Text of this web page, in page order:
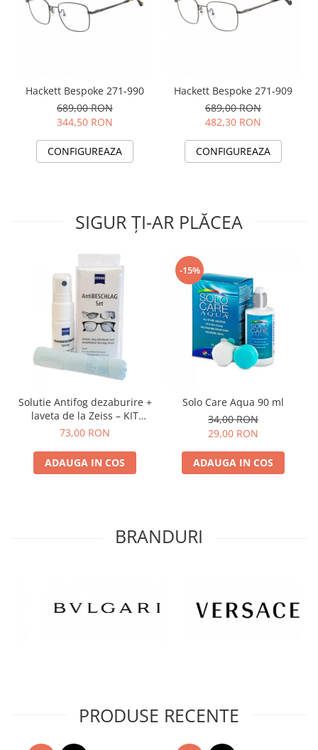
Hackett Bespoke 271-990
689,00 RON
344,50 RON
CONFIGUREAZA
Hackett Bespoke 271-909
689,00 RON
482,30 RON
CONFIGUREAZA
SIGUR ȚI-AR PLĂCEA
Solutie Antifog dezaburire +
laveta de la Zeiss – KIT
COMPLET
73,00 RON
ADAUGA IN COS
-15%
Solo Care Aqua 90 ml
34,00 RON
29,00 RON
ADAUGA IN COS
BRANDURI
PRODUSE RECENTE